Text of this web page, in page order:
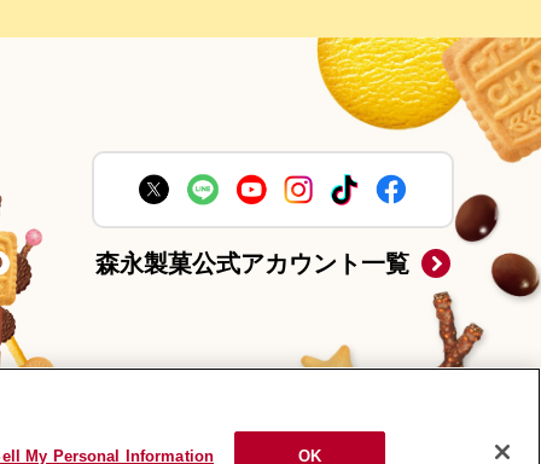
森永製菓公式アカウント一覧
My Personal Information OK